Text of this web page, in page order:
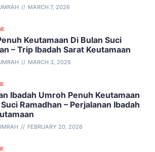
MARCH 7, 2026
Keutamaan Di Bulan Suci
– Trip Ibadah Sarat Keutamaan
MARCH 3, 2026
Ibadah Umroh Penuh Keutamaan
Ramadhan – Perjalanan Ibadah
FEBRUARY 20, 2026